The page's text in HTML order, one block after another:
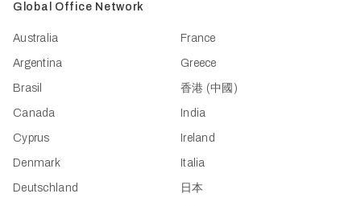
Global Office Network
Australia
Argentina
Brasil
Canada
Cyprus
Denmark
Deutschland
France
Greece
香港 (中國)
India
Ireland
Italia
日本